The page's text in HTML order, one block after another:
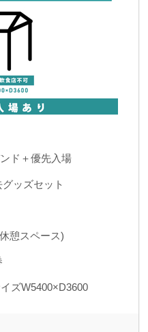
ド＋優先入場
ッズセット
憩スペース)
ズW5400×D3600